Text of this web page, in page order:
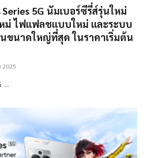
5G นัมเบอร์ซีรี่ส์รุ่นใหม่
ม่ ไฟแฟลชแบบใหม่ และระบบ
ขนาดใหญ่ที่สุด ในราคาเริ่มต้น
2025